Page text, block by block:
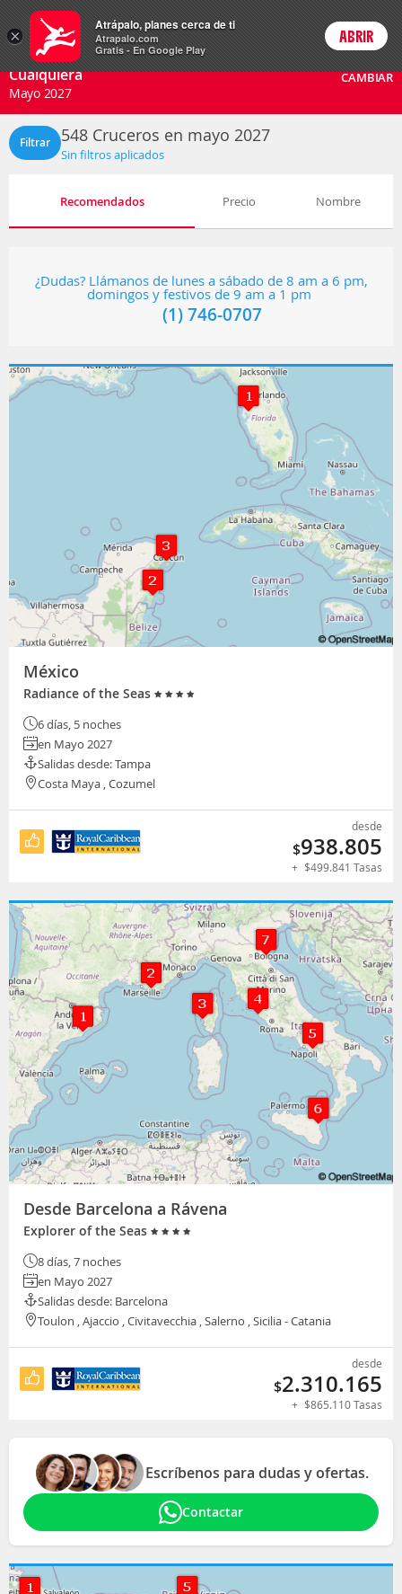
Cruceros Login
Cualquiera
Mayo 2027
CAMBIAR
Filtrar 548 Cruceros en mayo 2027
Sin filtros aplicados
Recomendados Precio Nombre
¿Dudas? Llámanos de lunes a sábado de 8 am a 6 pm,
domingos y festivos de 9 am a 1 pm
(1) 746-0707
México
Radiance of the Seas
6 días, 5 noches
en Mayo 2027
Salidas desde: Tampa
Costa Maya , Cozumel
desde
$938.805
+ $499.841 Tasas
Desde Barcelona a Rávena
Explorer of the Seas
8 días, 7 noches
en Mayo 2027
Salidas desde: Barcelona
Toulon , Ajaccio , Civitavecchia , Salerno , Sicilia - Catania
desde
$2.310.165
+ $865.110Tasas
Escríbenos para dudas y ofertas.
Contactar
×
Atrápalo, planes cerca de ti
Atrapalo.com
Gratis - En Google Play
ABRIR